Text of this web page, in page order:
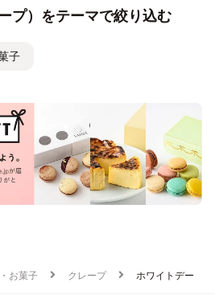
プ）をテーマで絞り込む
子
お菓子 クレープ ホワイトデー